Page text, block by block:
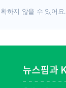
하지 않을 수 있어요.